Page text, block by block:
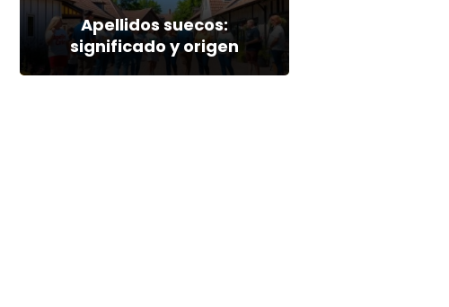
Apellidos suecos:
significado y origen